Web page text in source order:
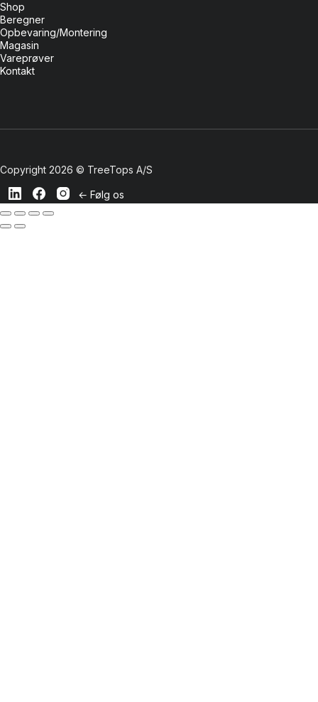
Shop
Beregner
Opbevaring/Montering
Magasin
Vareprøver
Kontakt
Copyright 2026 © TreeTops A/S
← Følg os